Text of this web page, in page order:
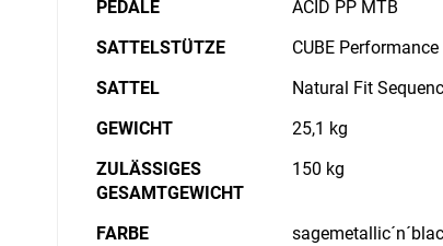
PEDALE
ACID PP MTB
SATTELSTÜTZE
CUBE
SATTEL
Natural Fit
GEWICHT
25,1 kg
ZULÄSSIGES
GESAMTGEWICHT
150 kg
FARBE